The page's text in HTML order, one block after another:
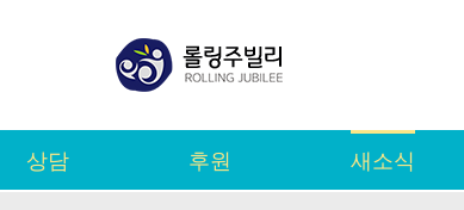
상담 후원 새소식